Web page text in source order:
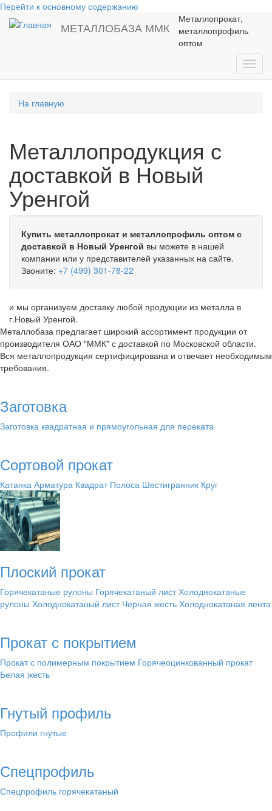
Перейти к основному содержанию
МЕТАЛЛОБАЗА ММК
Металлопрокат,
металлопрофиль
оптом
На главную
Металлопродукция с
доставкой в Новый
Уренгой
Купить металлопрокат и металлопрофиль оптом с
доставкой в Новый Уренгой вы можете в нашей
компании или у представителей указанных на сайте.
Звоните: +7 (499) 301-78-22
и мы организуем доставку любой продукции из металла в
г.Новый Уренгой.
Металлобаза предлагает широкий ассортимент продукции от
производителя ОАО "ММК" с доставкой по Московской области.
Вся металлопродукция сертифицирована и отвечает необходимым
требования.
Заготовка
Заготовка квадратная и прямоугольная для переката
Сортовой прокат
Катанка Арматура Квадрат Полоса Шестигранник Круг
Плоский прокат
Горячекатаные рулоны Горячекатаный лист Холоднокатаные
рулоны Холоднокатаный лист Черная жесть Холоднокатаная лента
Прокат с покрытием
Прокат с полимерным покрытием Горячеоцинкованный прокат
Белая жесть
Гнутый профиль
Профили гнутые
Спецпрофиль
Спецпрофиль горячекатаный